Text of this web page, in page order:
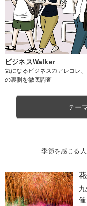
ビジネスWalker
気になるビジネスのアレコレ、
の裏側を徹底調査
テー
季節を感じる
花
催